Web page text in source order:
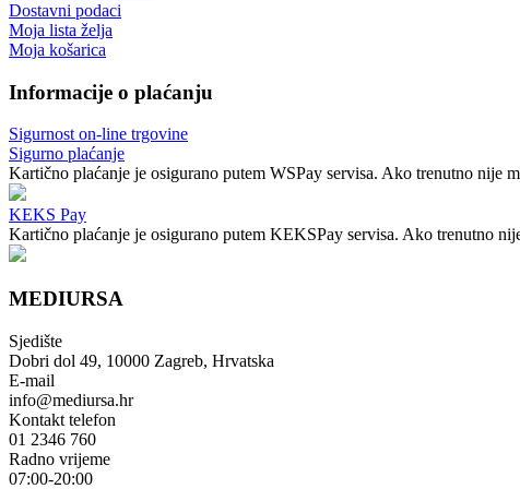
Dostavni podaci
Moja lista želja
Moja košarica
Informacije o plaćanju
Sigurnost on-line trgovine
Sigurno plaćanje
Kartično plaćanje je osigurano putem WSPay servisa. Ako trenutno nije
KEKS Pay
Kartično plaćanje je osigurano putem KEKSPay servisa. Ako trenutno
MEDIURSA
Sjedište
Dobri dol 49, 10000 Zagreb, Hrvatska
E-mail
info@mediursa.hr
Kontakt telefon
01 2346 760
Radno vrijeme
07:00-20:00